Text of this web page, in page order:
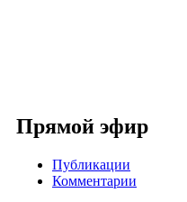
Прямой эфир
Публикации
Комментарии